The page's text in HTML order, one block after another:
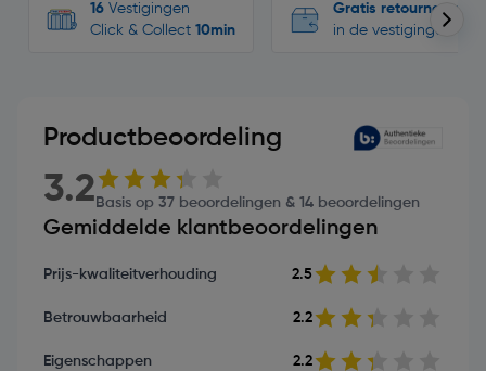
16 Vestigingen
Click & Collect 10min
Gratis retourneren
in de vestigingen
Productbeoordeling
3.2 Basis op 37 beoordelingen & 14 beoordelingen
Gemiddelde klantbeoordelingen
Prijs-kwaliteitverhouding 2.5
Betrouwbaarheid 2.2
Eigenschappen 2.2